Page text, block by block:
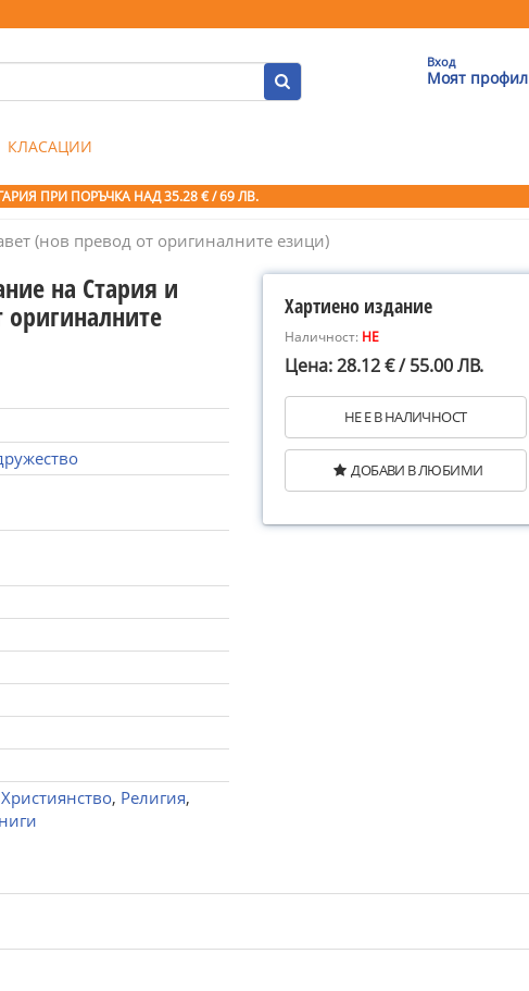
Вход
Моят профил
КЛАСАЦИИ
ПРИ ПОРЪЧКА НАД 35.28 € / 69 ЛВ.
(нов превод от оригиналните езици)
на Стария и
Християнство, Религия,
Хартиено издание
Наличност: НЕ
Цена: 28.12 € / 55.00 ЛВ.
НЕ Е В НАЛИЧНОСТ
ДОБАВИ В ЛЮБИМИ